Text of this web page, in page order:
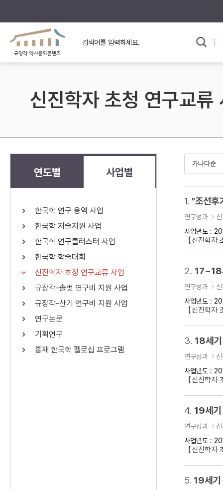
규장각의 어제와 오늘
규장각 소개영상
사료와 문학으로 본
고대
고려
조선 후기
근대
검색 연산자 사용안내
연산자
AND
OR 정조 OR 정약용 “정조” 또는 “
료를 검색
신진학자 초청 연구교류
연도별 사업별
한국학 연구 용역 사업
한국학 저술지원 사업
한국학 연구클러스터 사업
한국학 학술대회
신진학자 초청 연구교류 사업
규장각-솔벗 연구비 지원 사업
규장각-산기 연구비 지원 사업
연구논문
기획연구
홍재 한국학 펠로십 프로그램
1.
연구성과
사업년도 :
【신진학
2. 17~18
연구성과
사업년도 :
【신진학
3. 18세기
연구성과
사업년도 :
【신진학
4. 19세기
연구성과
사업년도 :
【신진학
5. 19세기